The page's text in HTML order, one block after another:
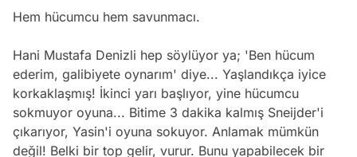
Hem hücumcu hem savunmacı.
Hani Mustafa Denizli hep söylüyor ya; 'Ben hücum
ederim, galibiyete oynarım' diye... Yaşlandıkça iyice
korkaklaşmış! İkinci yarı başlıyor, yine hücumcu
sokmuyor oyuna... Bitime 3 dakika kalmış Sneijder'i
çıkarıyor, Yasin'i oyuna sokuyor. Anlamak mümkün
değil! Belki bir top gelir, vurur. Bunu yapabilecek bir